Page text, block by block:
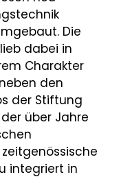
Die
dabei in
Charakter
den
der Stiftung
über Jahre
integriert in